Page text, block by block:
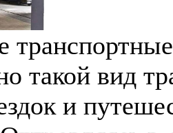
такой вид
и